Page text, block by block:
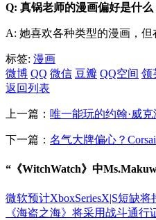
Q: 真锅老师的漫画偏好是什么
A: 她喜欢各种类型的漫画，
标签: 漫画
微博 QQ 微信 豆瓣 QQ空间 领
返回列表
上一篇： 唯一能玩的约翰·威
下一篇： 名气大牌偏心？
“《WitchWatch》中
微软预计XboxSeriesX|S短缺
《海盗之海》将采用战斗通